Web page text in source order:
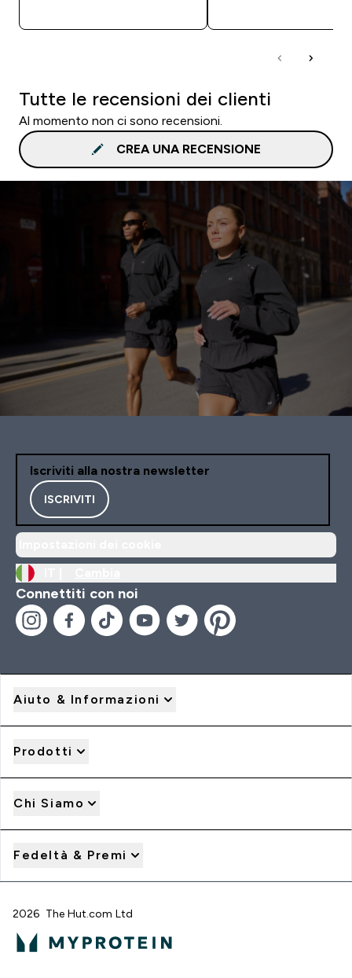
Tutte le recensioni dei clienti
Al momento non ci sono recensioni.
CREA UNA RECENSIONE
Iscriviti alla nostra newsletter
ISCRIVITI
Connettiti con noi
Aiuto & Informazioni
Prodotti
Chi Siamo
Fedeltà & Premi
2026 The Hut.com Ltd